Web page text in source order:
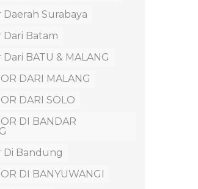
Surabaya
Dari Batam
BATU & MALANG
DARI MALANG
DARI SOLO
DI BANDAR
Di Bandung
DI BANYUWANGI